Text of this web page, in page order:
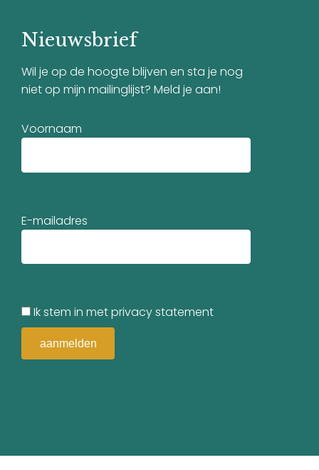
Nieuwsbrief
Wil je op de hoogte blijven en sta je nog
niet op mijn mailinglijst? Meld je aan!
Voornaam
E-mailadres
Ik stem in met privacy statement